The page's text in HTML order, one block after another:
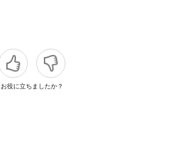
お役に立ちましたか？